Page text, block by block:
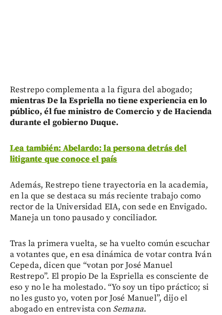
Restrepo complementa a la figura del abogado;
mientras De la Espriella no tiene experiencia en lo
público, él fue ministro de Comercio y de Hacienda
durante el gobierno Duque.
Lea también: Abelardo: la persona detrás del
litigante que conoce el país
Además, Restrepo tiene trayectoria en la academia,
en la que se destaca su más reciente trabajo como
rector de la Universidad EIA, con sede en Envigado.
Maneja un tono pausado y conciliador.
Tras la primera vuelta, se ha vuelto común escuchar
a votantes que, en esa dinámica de votar contra Iván
Cepeda, dicen que “votan por José Manuel
Restrepo”. El propio De la Espriella es consciente de
eso y no le ha molestado. “Yo soy un tipo práctico; si
no les gusto yo, voten por José Manuel”, dijo el
abogado en entrevista con Semana.